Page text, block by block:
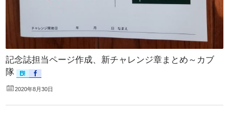
記念誌担当ページ作成、新チャレンジ章まとめ～カブ
隊
2020年8月30日